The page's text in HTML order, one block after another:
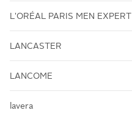
L'ORÉAL PARIS MEN EXPERT
LANCASTER
LANCOME
lavera